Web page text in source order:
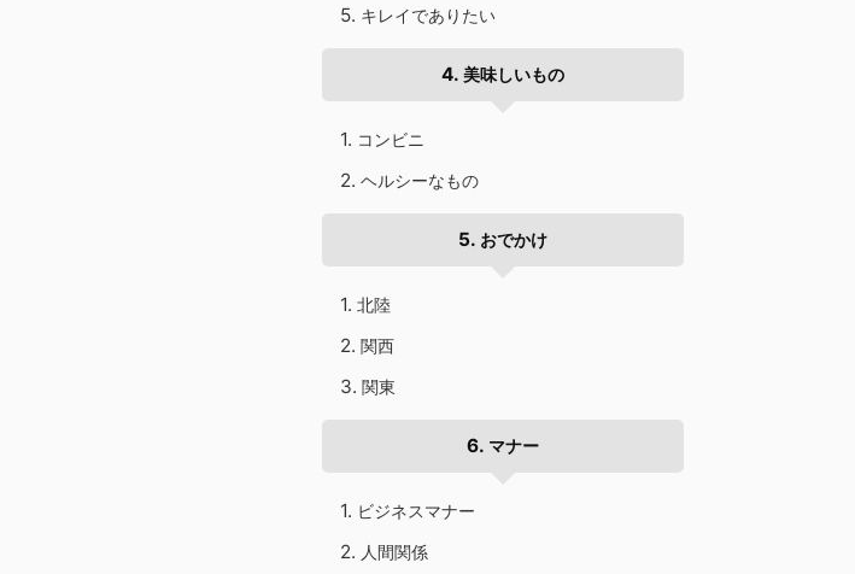
キレイでありたい
美味しいもの
コンビニ
ヘルシーなもの
おでかけ
北陸
関西
関東
マナー
ビジネスマナー
人間関係